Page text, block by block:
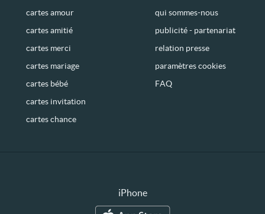
cartes amour
cartes amitié
cartes merci
cartes mariage
cartes bébé
cartes invitation
cartes chance
qui sommes-nous
publicité - partenariat
relation presse
paramètres cookies
FAQ
iPhone